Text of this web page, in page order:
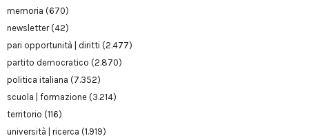
memoria (670)
newsletter(42)
pari opportunità | diritti (2.477)
partito democratico (2.870)
politica italiana (7.352)
scuola | formazione (3.214)
territorio (116)
università | ricerca (1.919)